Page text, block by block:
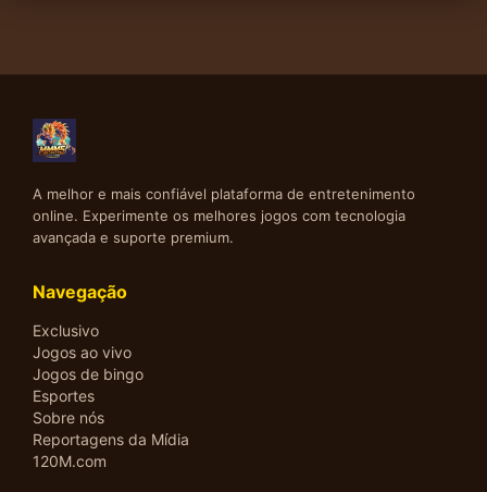
A melhor e mais confiável plataforma de entretenimento
online. Experimente os melhores jogos com tecnologia
avançada e suporte premium.
Navegação
Exclusivo
Jogos ao vivo
Jogos de bingo
Esportes
Sobre nós
Reportagens da Mídia
120M.com